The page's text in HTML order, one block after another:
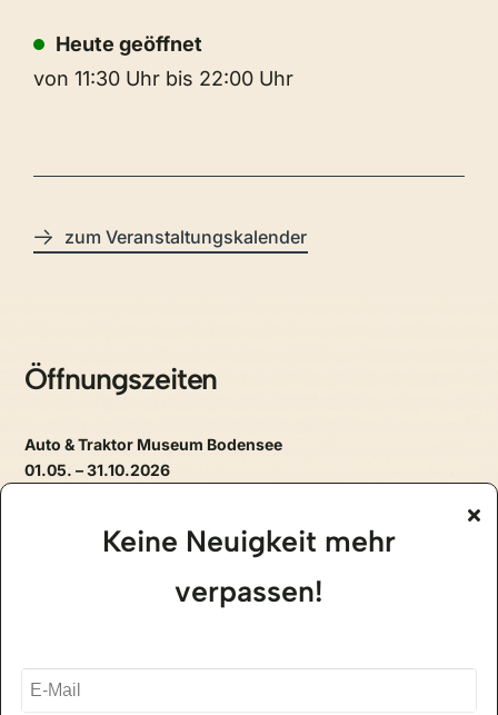
Heute geöffnet
von 11:30 Uhr bis 22:00 Uhr
zum Veranstaltungskalender
Öffnungszeiten
Auto & Traktor Museum Bodensee
01.05. – 31.10.2026
alle Öffnungszeiten – Museum
täglich, ab 11.30 Uhr
Keine Neuigkeit mehr
verpassen!